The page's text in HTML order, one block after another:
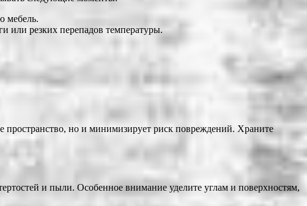
мебель.
или резких перепадов температуры.
пространство, но и минимизирует риск повреждений. Храните
и пыли. Особенное внимание уделите углам и поверхностям,